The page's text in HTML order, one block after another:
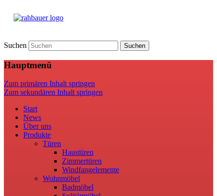
Suchen
Hauptmenü
Zum primären Inhalt springen
Zum sekundären Inhalt springen
Start
News
Über uns
Produkte
Türen
Haustüren
Zimmertüren
Windfangelemente
Wohnmöbel
Badmöbel